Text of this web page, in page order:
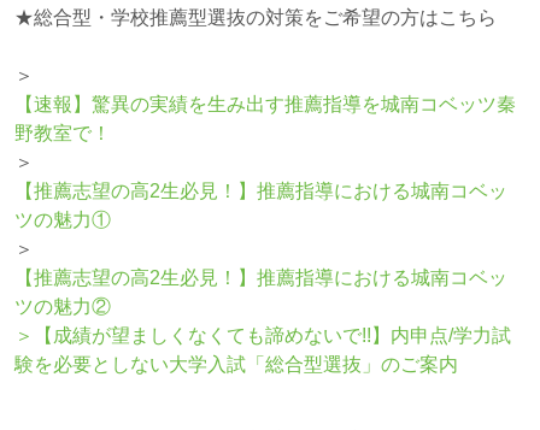
★総合型・学校推薦型選抜の対策をご希望の方はこちら
＞
【速報】驚異の実績を生み出す推薦指導を城南コベッツ秦
野教室で！
＞
【推薦志望の高2生必見！】推薦指導における城南コベッ
ツの魅力①
＞
【推薦志望の高2生必見！】推薦指導における城南コベッ
ツの魅力②
＞
【成績が望ましくなくても諦めないで!!】内申点/学力試
験を必要としない大学入試「総合型選抜」のご案内